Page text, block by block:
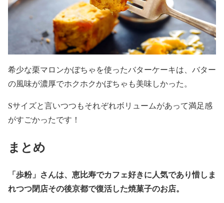
希少な栗マロンかぼちゃを使ったバターケーキは、バター
の風味が濃厚でホクホクかぼちゃも美味しかった。
Sサイズと言いつつもそれぞれボリュームがあって満足感
がすごかったです！
まとめ
「歩粉」さんは、恵比寿でカフェ好きに人気であり惜しま
れつつ閉店その後京都で復活した焼菓子のお店。